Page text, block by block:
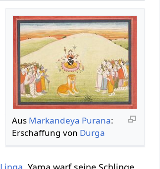
Aus Markandeya Purana:
Erschaffung von Durga